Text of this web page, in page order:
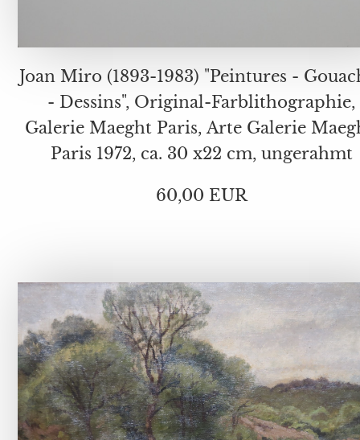
Joan Miro (1893-1983) "Peintures -
- Dessins", Original-Farblithographie,
Galerie Maeght Paris, Arte Galerie Maeght,
Paris 1972, ca. 30 x22 cm, ungerahmt
60,00 EUR